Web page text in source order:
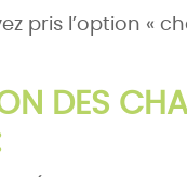
pris l’option «
DES